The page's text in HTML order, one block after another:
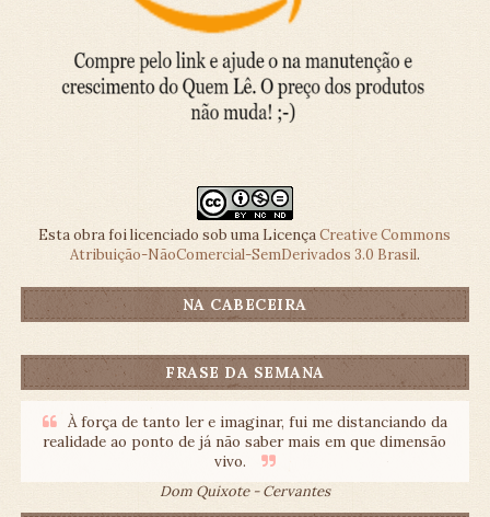
Esta obra foi licenciado sob uma LicençaCreative Commons
Atribuição-NãoComercial-SemDerivados 3.0 Brasil.
NA CABECEIRA
FRASE DA SEMANA
À força de tanto ler e imaginar, fui me distanciando da
realidade ao ponto de já não saber mais em que dimensão
vivo.
Dom Quixote - Cervantes